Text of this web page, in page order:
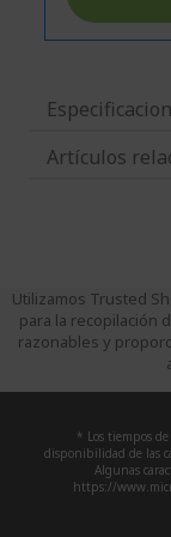
Artículos
Utilizamos Trusted
para la recopilación
razonables y
* Los tiempos
disponibilidad de las
Algunas
https://